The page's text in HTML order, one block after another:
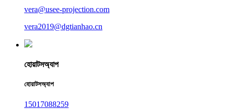
vera@usee-projection.com
vera2019@dgtianhao.cn
হোয়াটসঅ্যাপ
হোয়াটসঅ্যাপ
15017088259